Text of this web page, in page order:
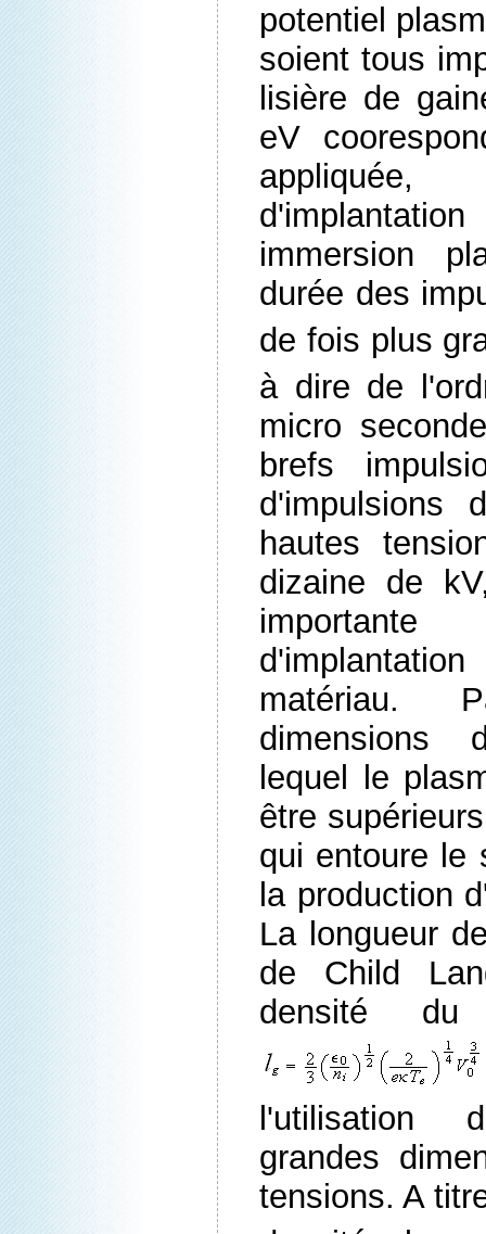
potentiel
soient tous
lisière de
eV
immersion
durée des
de fois plus
à dire de
micro
brefs
d'impulsions
hautes
dizaine de
matériau.
dimensions
lequel le
être
qui entoure le
la production
La longueur
de Child
densité
l'utilisation
grandes
tensions. A